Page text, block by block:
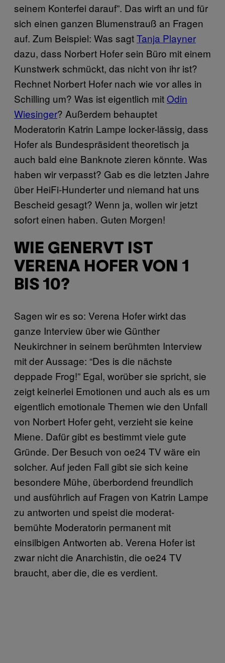
seinem Konterfei darauf”. Das wirft an und für
sich einen ganzen Blumenstrauß an Fragen
auf. Zum Beispiel: Was sagtTanja Playner
dazu, dass Norbert Hofer sein Büro mit einem
Kunstwerk schmückt, das nicht von ihr ist?
Rechnet Norbert Hofer nach wie vor alles in
Schilling um? Was ist eigentlich mitOdin
Wiesinger? Außerdem behauptet
Moderatorin Katrin Lampe locker-lässig, dass
Hofer als Bundespräsident theoretisch ja
auch bald eine Banknote zieren könnte. Was
haben wir verpasst? Gab es die letzten Jahre
über HeiFi-Hunderter und niemand hat uns
Bescheid gesagt? Wenn ja, wollen wir jetzt
sofort einen haben. Guten Morgen!
WIE GENERVT IST
VERENA HOFER VON 1
BIS 10?
Sagen wir es so: Verena Hofer wirkt das
ganze Interview über wie Günther
Neukirchner in seinem berühmten Interview
mit der Aussage: “Des is die nächste
deppade Frog!” Egal, worüber sie spricht, sie
zeigt keinerlei Emotionen und auch als es um
eigentlich emotionale Themen wie den Unfall
von Norbert Hofer geht, verzieht sie keine
Miene. Dafür gibt es bestimmt viele gute
Gründe. Der Besuch von oe24 TV wäre ein
solcher. Auf jeden Fall gibt sie sich keine
besondere Mühe, überbordend freundlich
und ausführlich auf Fragen von Katrin Lampe
zu antworten und speist die moderat-
bemühte Moderatorin permanent mit
einsilbigen Antworten ab. Verena Hofer ist
zwar nicht die Anarchistin, die oe24 TV
braucht, aber die, die es verdient.